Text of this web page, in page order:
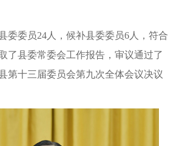
委委员24人，候补县委委员6人，符合
了县委常委会工作报告，审议通过了
第十三届委员会第九次全体会议决议